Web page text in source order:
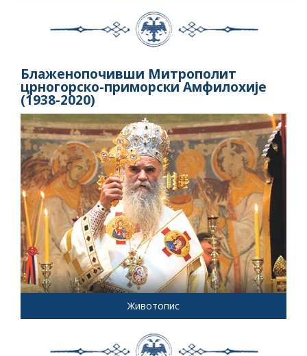
Блаженопочивши Митрополит
црногорско-приморски Амфилохије
(1938-2020)
Животопис